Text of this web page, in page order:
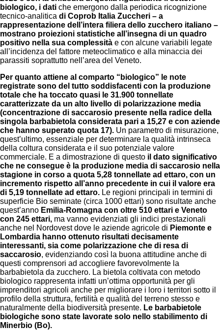
biologico, i dati che emergono dalla periodica ricognizione
tecnico-analitica di Coprob Italia Zuccheri – a
rappresentazione dell’intera filiera dello zucchero italiano –
mostrano proiezioni statistiche all’insegna di un quadro
positivo nella sua complessità e con alcune variabili legate
all’incidenza del fattore meteoclimatico e alla minaccia dei
parassiti soprattutto nell’area del Veneto.
Per quanto attiene al comparto “biologico” le note
registrate sono del tutto soddisfacenti con la produzione
totale che ha toccato quasi le 31.900 tonnellate
caratterizzate da un alto livello di polarizzazione media
(concentrazione di saccarosio presente nella radice della
singola barbabietola considerata pari a 15,27 e con aziende
che hanno superato quota 17). Un parametro di misurazione,
quest’ultimo, essenziale per determinare la qualità intrinseca
della coltura considerata e il suo potenziale valore
commerciale. E a dimostrazione di questo il dato significativo
che ne consegue è la produzione media di saccarosio nella
stagione in corso a quota 5,28 tonnellate ad ettaro, con un
incremento rispetto all’anno precedente in cui il valore era
di 5,19 tonnellate ad ettaro. Le regioni principali in termini di
superficie Bio seminate (circa 1000 ettari) sono risultate anche
quest’anno Emilia-Romagna con oltre 510 ettari e Veneto
con 245 ettari, ma vanno evidenziati gli indici prestazionali
anche nel Nordovest dove le aziende agricole di Piemonte e
Lombardia hanno ottenuto risultati decisamente
interessanti, sia come polarizzazione che di resa di
saccarosio, evidenziando così la buona attitudine anche di
questi comprensori ad accogliere favorevolmente la
barbabietola da zucchero. La bietola coltivata con metodo
biologico rappresenta infatti un’ottima opportunità per gli
imprenditori agricoli anche per migliorare i loro i territori sotto il
profilo della struttura, fertilità e qualità del terreno stesso e
naturalmente della biodiversità presente. Le barbabietole
biologiche sono state lavorate solo nello stabilimento di
Minerbio (Bo).